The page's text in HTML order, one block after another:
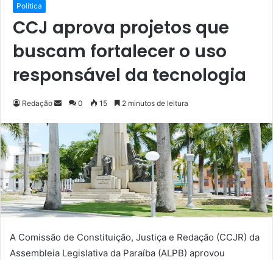
Política
CCJ aprova projetos que
buscam fortalecer o uso
responsável da tecnologia
Redação
d
e
u
m
e
-
m
a
0 15 2 minutos de leitura
A Comissão de Constituição, Justiça e Redação (CCJR) da
Assembleia Legislativa da Paraíba (ALPB) aprovou